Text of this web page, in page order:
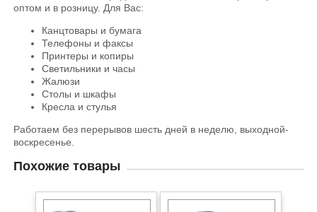
оптом и в розницу. Для Вас:
Канцтовары и бумага
Телефоны и факсы
Принтеры и копиры
Светильники и часы
Жалюзи
Столы и шкафы
Кресла и стулья
Работаем без перерывов шесть дней в неделю, выходной-
воскресенье.
Похожие товары